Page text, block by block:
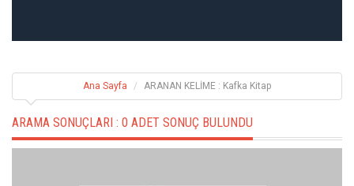
Ana Sayfa ARANAN KELİME : Kafka Kitap
ARAMA SONUÇLARI : 0 ADET SONUÇ BULUNDU